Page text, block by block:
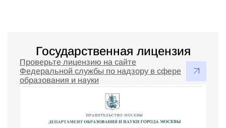
Государственная лицензия
Проверьте лицензию на сайте
Федеральной службы по надзору в сфере
образования и науки